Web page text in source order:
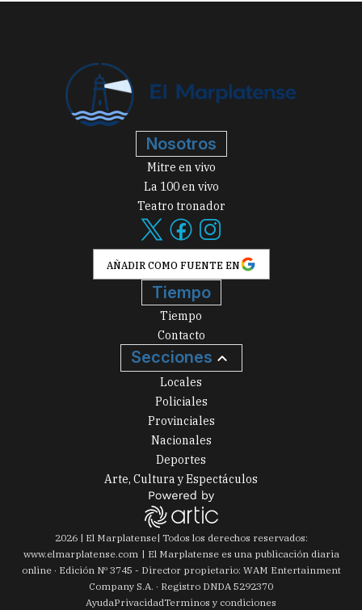
Nosotros
Mitre en vivo
La 100 en vivo
Teatro tronador
AÑADIR COMO FUENTE EN
Tiempo
Tiempo
Contacto
Secciones
Locales
Policiales
Provinciales
Nacionales
Deportes
Arte, Cultura y Espectáculos
2026| El Marplatense| Todos los derechos reservados:
www.elmarplatense.com
El Marplatense es una publicación diaria
online · Edición Nº 3745 - Director propietario: WAM Entertainment
Company S.A. · Registro DNDA 5292370
AyudaPrivacidadTerminos y condiciones